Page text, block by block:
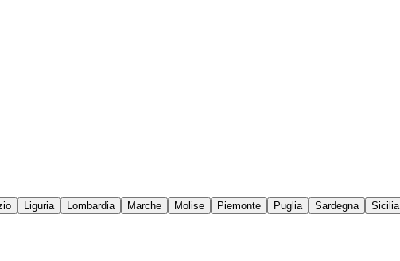
Liguria Lombardia Marche Molise Piemonte Puglia Sardegna Sicilia